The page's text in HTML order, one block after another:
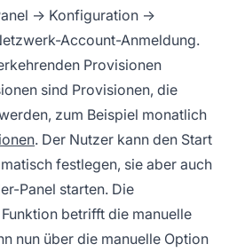
→ Konfiguration →
Account-Anmeldung.
Provisionen
sind Provisionen, die
zum Beispiel monatlich
. Der Nutzer kann den Start
festlegen, sie aber auch
Panel starten. Die
betrifft die manuelle
nun über die manuelle Option